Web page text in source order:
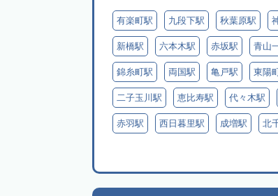
有楽町駅 九段下駅 秋葉原駅
新橋駅 六本木駅 赤坂駅 青山
錦糸町駅 両国駅 亀戸駅 東陽
二子玉川駅 恵比寿駅 代々木駅
赤羽駅 西日暮里駅 成増駅 北